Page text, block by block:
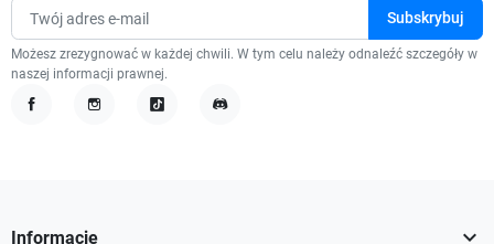
Możesz zrezygnować w każdej chwili. W tym celu należy odnaleźć szczegóły w
naszej informacji prawnej.
Informacje 